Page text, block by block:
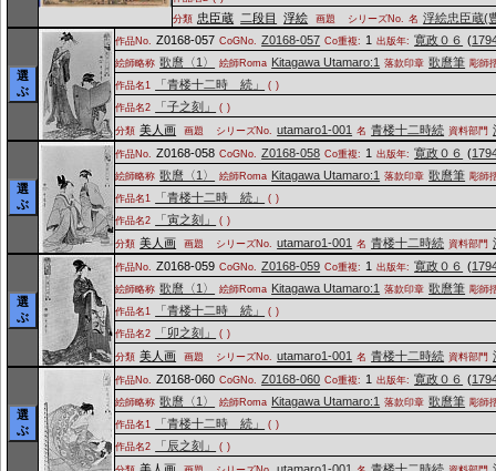
分類 忠臣蔵 二段目 浮絵 画題 シリーズNo. 名 浮絵忠臣蔵(
選
ぶ
作品No. Z0168-057 CoGNo. Z0168-057 Co重複: 1 出版年: 寛政０６ (
絵師略称 歌麿〈1〉 絵師Roma Kitagawa Utamaro:1 落款印章 歌麿筆 彫師
作品名1
「青楼十二時 続」 ( )
作品名2
「子之刻」 ( )
分類 美人画 画題 シリーズNo. utamaro1-001 名 青楼十二時続 資料部門
選
ぶ
作品No. Z0168-058 CoGNo. Z0168-058 Co重複: 1 出版年: 寛政０６ (
絵師略称 歌麿〈1〉 絵師Roma Kitagawa Utamaro:1 落款印章 歌麿筆 彫師
作品名1
「青楼十二時 続」 ( )
作品名2
「寅之刻」 ( )
分類 美人画 画題 シリーズNo. utamaro1-001 名 青楼十二時続 資料部門
選
ぶ
作品No. Z0168-059 CoGNo. Z0168-059 Co重複: 1 出版年: 寛政０６ (
絵師略称 歌麿〈1〉 絵師Roma Kitagawa Utamaro:1 落款印章 歌麿筆 彫師
作品名1
「青楼十二時 続」 ( )
作品名2
「卯之刻」 ( )
分類 美人画 画題 シリーズNo. utamaro1-001 名 青楼十二時続 資料部門
選
ぶ
作品No. Z0168-060 CoGNo. Z0168-060 Co重複: 1 出版年: 寛政０６ (
絵師略称 歌麿〈1〉 絵師Roma Kitagawa Utamaro:1 落款印章 歌麿筆 彫師
作品名1
「青楼十二時 続」 ( )
作品名2
「辰之刻」 ( )